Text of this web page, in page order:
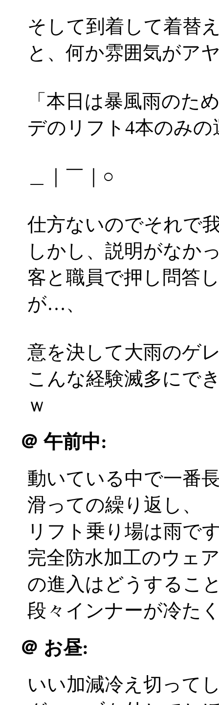
そして到着して着替
と、何か雰囲気がア
「本日は暴風雨のた
デのリフト4本のみ
＿｜￣｜○
仕方ないのでそれで
しかし、説明がなか
客と職員で押し問答
が…、
意を決して大雨のゲ
こんな経験滅多にで
ｗ
＠ 午前中:
動いている中で一番
滑っての繰り返し、
リフト乗り場は雨で
完全防水加工のウェ
の進入はどうするこ
段々インナーが冷た
＠ お昼:
いい加減冷え切って